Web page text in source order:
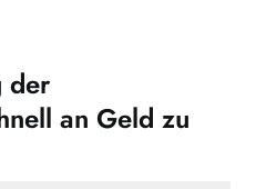
der
an Geld zu